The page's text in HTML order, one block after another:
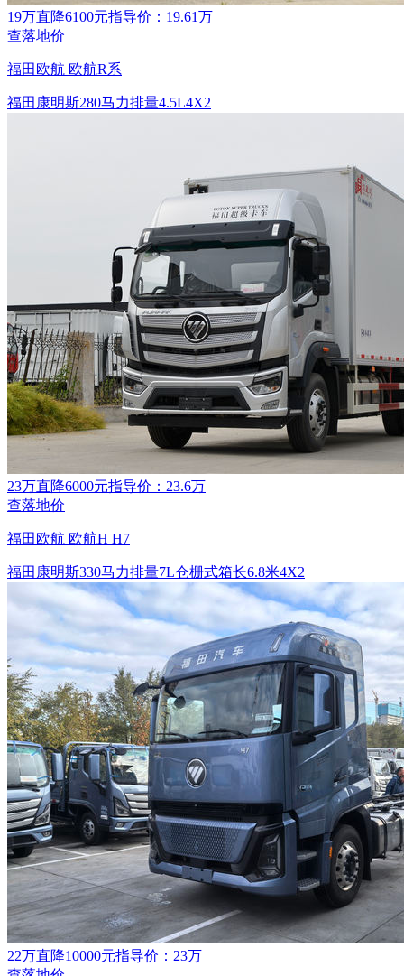
19万直降6100元指导价：19.61万
查落地价
福田欧航 欧航R系
福田康明斯280马力排量4.5L4X2
23万直降6000元指导价：23.6万
查落地价
福田欧航 欧航H H7
福田康明斯330马力排量7L仓栅式箱长6.8米4X2
22万直降10000元指导价：23万